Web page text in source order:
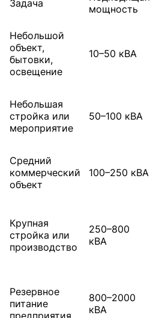
Задача
мощность
Небольшой
объект,
бытовки,
освещение
10–50 кВА
Небольшая
стройка или
мероприятие
50–100 кВА
Средний
коммерческий
объект
100–250 кВА
Крупная
стройка или
производство
250–800
кВА
Резервное
питание
предприятия
800–2000
кВА